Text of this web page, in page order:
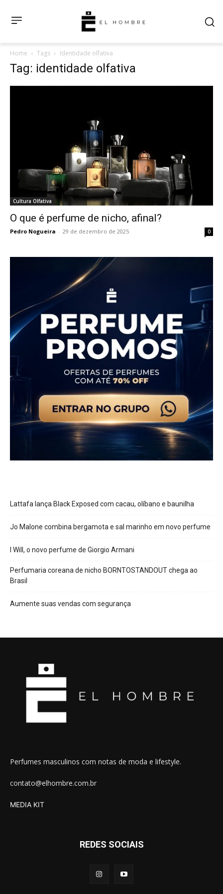
Home Tags Identidade olfativa
Tag: identidade olfativa
Cultura Olfativa
O que é perfume de nicho, afinal?
Pedro Nogueira - 29 de dezembro de 2025 0
Lattafa lança Black Exposed com cacau, olíbano e baunilha
Jo Malone combina bergamota e sal marinho em novo perfume
I Will, o novo perfume de Giorgio Armani
Perfumaria coreana de nicho BORNTOSTANDOUT chega ao
Brasil
Aumente suas vendas com segurança
Perfumes masculinos com notas de moda e lifestyle.
contato@elhombre.com.br
MEDIA KIT
REDES SOCIAIS